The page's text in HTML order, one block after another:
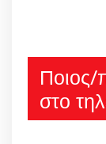
Ποιος/
στο